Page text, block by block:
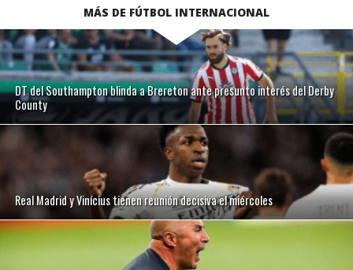
MÁS DE FÚTBOL INTERNACIONAL
DT del Southampton blinda a Brereton ante presunto interés del Derby
County
Real Madrid y Vinícius tienen reunión decisiva el miércoles